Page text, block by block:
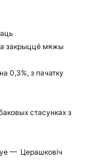
закрыццё мяжы
0,3%, з пачатку
стасунках з
— Церашковіч